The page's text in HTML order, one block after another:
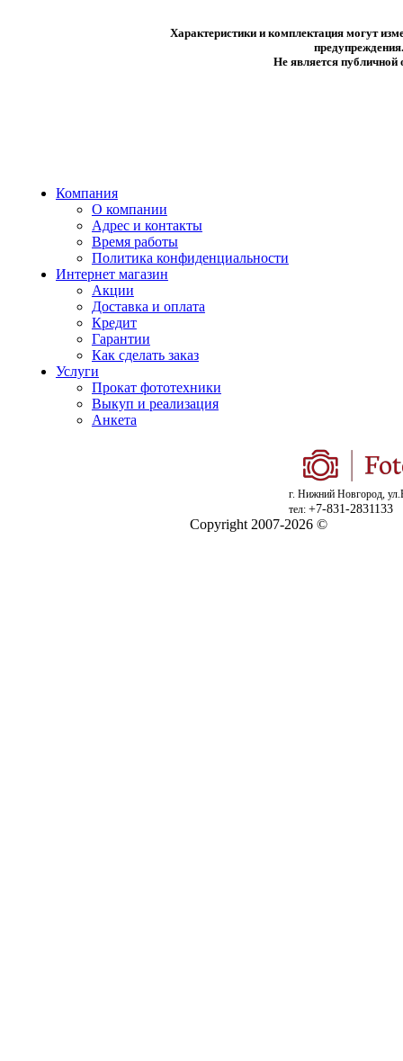
Характеристики и комплектация могут
предупреждения.
Не является публичной
Компания
О компании
Адрес и контакты
Время работы
Политика конфиденциальности
Интернет магазин
Акции
Доставка и оплата
Кредит
Гарантии
Как сделать заказ
Услуги
Прокат фототехники
Выкуп и реализация
Анкета
г. Нижний Новгород,
тел: +7-831-2831133
Copyright 2007-2026 ©